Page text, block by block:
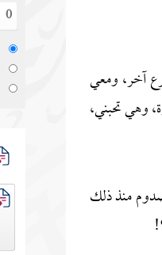
آخر، ومعي
من ممتازة، وهي تحبني،
قد تمت خطبتها قبل 5 سنوات، وأنا مصدوم منذ ذلك